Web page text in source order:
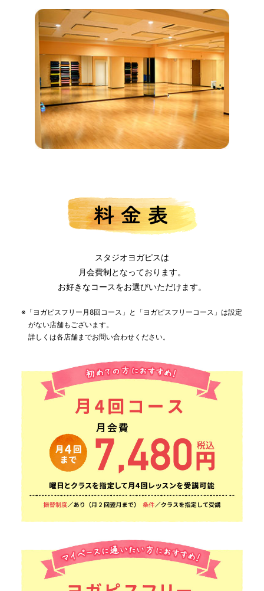
スタジオヨガピスは
月会費制となっております。
お好きなコースをお選びいただけます。
※「ヨガピスフリー月8回コース」と「ヨガピスフリーコース」は設定
がない店舗もございます。
詳しくは各店舗までお問い合わせください。